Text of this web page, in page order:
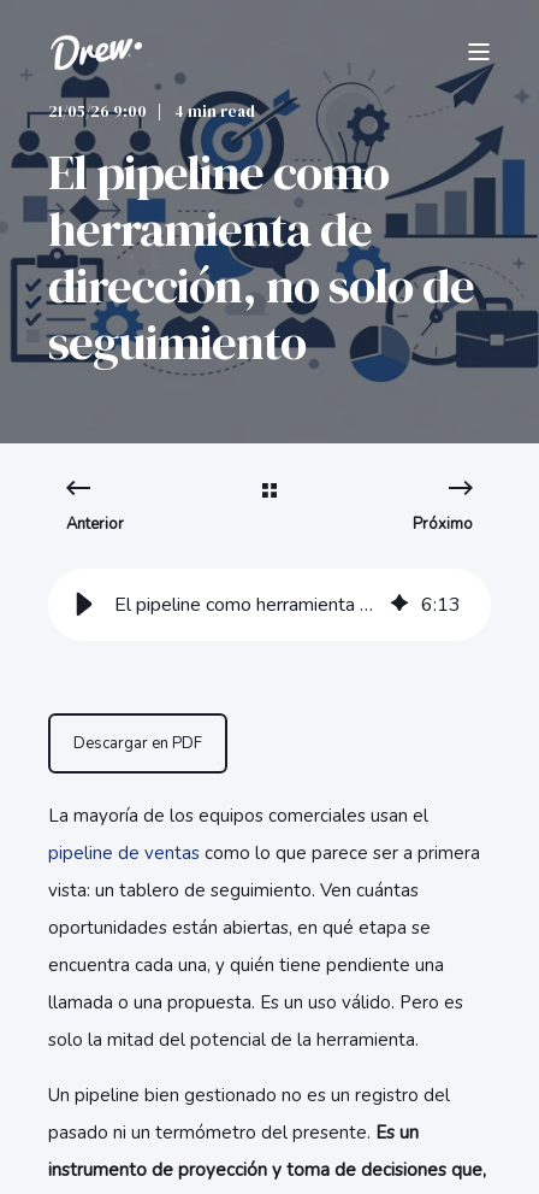
21/05/26 9:00 4 min read
El pipeline como
herramienta de
dirección, no solo de
seguimiento
Anterior Próximo
El pipeline como herramienta de dirección, no solo de seguimiento 6:13
Descargar en PDF
La mayoría de los equipos comerciales usan el
pipeline de ventas como lo que parece ser a primera
vista: un tablero de seguimiento. Ven cuántas
oportunidades están abiertas, en qué etapa se
encuentra cada una, y quién tiene pendiente una
llamada o una propuesta. Es un uso válido. Pero es
solo la mitad del potencial de la herramienta.
Un pipeline bien gestionado no es un registro del
pasado ni un termómetro del presente. Es un
instrumento de proyección y toma de decisiones que,